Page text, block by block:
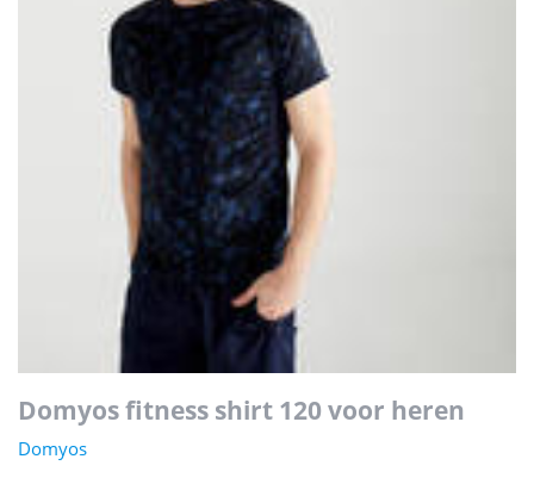
domyos fitness shirt 120 voor heren
Domyos